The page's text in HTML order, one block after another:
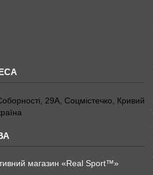
29А, Соцмістечко, Кривий
магазин «Real Sport™»